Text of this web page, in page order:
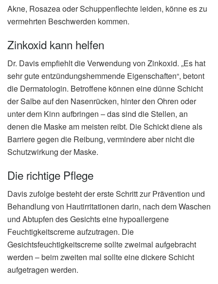
Akne, Rosazea oder Schuppenflechte leiden, könne es zu
vermehrten Beschwerden kommen.
Zinkoxid kann helfen
Dr. Davis empfiehlt die Verwendung von Zinkoxid. „Es hat
sehr gute entzündungshemmende Eigenschaften“, betont
die Dermatologin. Betroffene können eine dünne Schicht
der Salbe auf den Nasenrücken, hinter den Ohren oder
unter dem Kinn aufbringen – das sind die Stellen, an
denen die Maske am meisten reibt. Die Schickt diene als
Barriere gegen die Reibung, vermindere aber nicht die
Schutzwirkung der Maske.
Die richtige Pflege
Davis zufolge besteht der erste Schritt zur Prävention und
Behandlung von Hautirritationen darin, nach dem Waschen
und Abtupfen des Gesichts eine hypoallergene
Feuchtigkeitscreme aufzutragen. Die
Gesichtsfeuchtigkeitscreme sollte zweimal aufgebracht
werden – beim zweiten mal sollte eine dickere Schicht
aufgetragen werden.